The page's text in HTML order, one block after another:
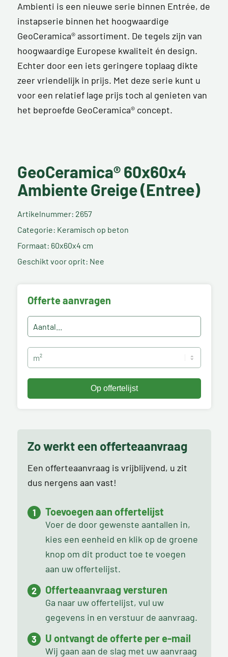
Ambienti is een nieuwe serie binnen Entrée, de
instapserie binnen het hoogwaardige
GeoCeramica® assortiment. De tegels zijn van
hoogwaardige Europese kwaliteit én design.
Echter door een iets geringere toplaag dikte
zeer vriendelijk in prijs. Met deze serie kunt u
voor een relatief lage prijs toch al genieten van
het beproefde GeoCeramica® concept.
GeoCeramica® 60x60x4
Ambiente Greige (Entree)
Artikelnummer: 2657
Categorie: Keramisch op beton
Formaat: 60x60x4 cm
Geschikt voor oprit: Nee
Offerte aanvragen
Zo werkt een offerteaanvraag
Een offerteaanvraag is vrijblijvend, u zit
dus nergens aan vast!
Toevoegen aan offertelijst
Voer de door gewenste aantallen in,
kies een eenheid en klik op de groene
knop om dit product toe te voegen
aan uw offertelijst.
Offerteaanvraag versturen
Ga naar uw offertelijst, vul uw
gegevens in en verstuur de aanvraag.
U ontvangt de offerte per e-mail
Wij gaan aan de slag met uw aanvraag